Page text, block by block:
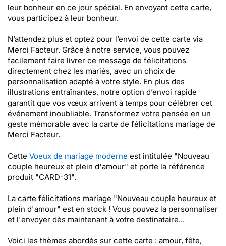
leur bonheur en ce jour spécial. En envoyant cette carte,
vous participez à leur bonheur.
N’attendez plus et optez pour l’envoi de cette carte via
Merci Facteur. Grâce à notre service, vous pouvez
facilement faire livrer ce message de félicitations
directement chez les mariés, avec un choix de
personnalisation adapté à votre style. En plus des
illustrations entraînantes, notre option d’envoi rapide
garantit que vos vœux arrivent à temps pour célébrer cet
événement inoubliable. Transformez votre pensée en un
geste mémorable avec la carte de félicitations mariage de
Merci Facteur.
Cette Voeux de mariage moderne est intitulée "Nouveau
couple heureux et plein d'amour" et porte la référence
produit "CARD-31".
La carte félicitations mariage "Nouveau couple heureux et
plein d'amour" est en stock ! Vous pouvez la personnaliser
et l'envoyer dès maintenant à votre destinataire...
Voici les thèmes abordés sur cette carte : amour, fête,